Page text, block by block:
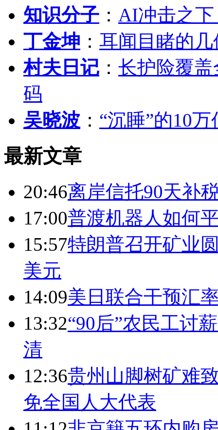
知识分子 ： AI冲击之
丁金坤 ： 耳闻目睹的
村夫日记 ： 长护险覆
码
吴晓波 ： “沉睡”的10
最新文章
20:46离岸信托90天补
17:00普渡机器人如何
15:57特朗普召开矿业
美元
14:09美日联合干预汇
13:32“90后”农民工讨
清
12:36贵州山脚树矿难
免全国人大代表